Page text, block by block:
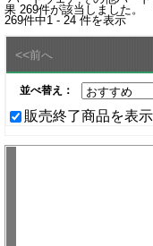
果 269件が該当しました。
269件中1 - 24 件を表示
<<前へ
並べ替え：
販売終了商品を表